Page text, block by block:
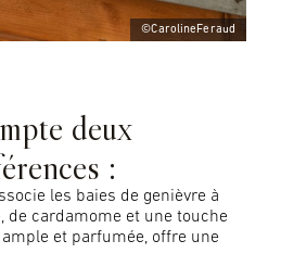
©CarolineFeraud
deux
:
les baies de genièvre à
de cardamome et une touche
ample et parfumée, offre une